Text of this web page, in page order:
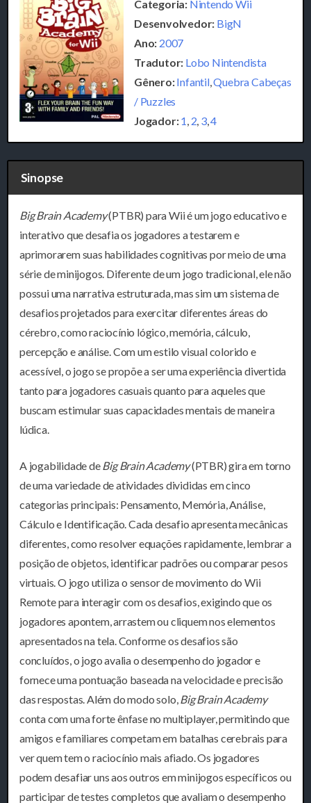
Categoria: Nintendo Wii
Desenvolvedor: BigN
Ano: 2007
Tradutor: Lobo Nintendista
Gênero:Infantil,Quebra Cabeças
/ Puzzles
Jogador:1 2 3,4
Sinopse
Big Brain Academy(PTBR) para Wii é um jogo educativo e
interativo que desafia os jogadores a testarem e
aprimorarem suas habilidades cognitivas por meio de uma
série de minijogos. Diferente de um jogo tradicional, ele não
possui uma narrativa estruturada, mas sim um sistema de
desafios projetados para exercitar diferentes áreas do
cérebro, como raciocínio lógico, memória, cálculo,
percepção e análise. Com um estilo visual colorido e
acessível, o jogo se propõe a ser uma experiência divertida
tanto para jogadores casuais quanto para aqueles que
buscam estimular suas capacidades mentais de maneira
lúdica.
A jogabilidade deBig Brain Academy(PTBR) gira em torno
de uma variedade de atividades divididas em cinco
categorias principais: Pensamento, Memória, Análise,
Cálculo e Identificação. Cada desafio apresenta mecânicas
diferentes, como resolver equações rapidamente, lembrar a
posição de objetos, identificar padrões ou comparar pesos
virtuais. O jogo utiliza o sensor de movimento do Wii
Remote para interagir com os desafios, exigindo que os
jogadores apontem, arrastem ou cliquem nos elementos
apresentados na tela. Conforme os desafios são
concluídos, o jogo avalia o desempenho do jogador e
fornece uma pontuação baseada na velocidade e precisão
das respostas. Além do modo solo,Big Brain Academy
conta com uma forte ênfase no multiplayer, permitindo que
amigos e familiares competam em batalhas cerebrais para
ver quem tem o raciocínio mais afiado. Os jogadores
podem desafiar uns aos outros em minijogos específicos ou
participar de testes completos que avaliam o desempenho